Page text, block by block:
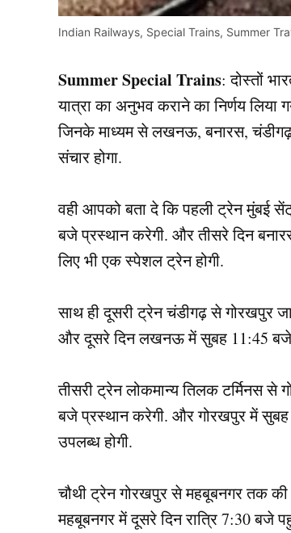
Indian Railways, Special Trains, Summer
Summer Special Trains: दोस्तों
यात्रा का अनुभव कराने का निर्णय
जिनके माध्यम से लखनऊ, बनारस,
संचार होगा.
वही आपको बता दे कि पहली ट्रेन मुंबई
बजे प्रस्थान करेगी. और तीसरे दिन
लिए भी एक स्पेशल ट्रेन होगी.
साथ ही दूसरी ट्रेन चंडीगढ़ से गोरखपुर
और दूसरे दिन लखनऊ में सुबह 11:45 बजे
तीसरी ट्रेन लोकमान्य तिलक टर्मिनस से
बजे प्रस्थान करेगी. और गोरखपुर में
उपलब्ध होगी.
चौथी ट्रेन गोरखपुर से महबूबनगर तक
महबूबनगर में दूसरे दिन रात्रि 7:30 बजे